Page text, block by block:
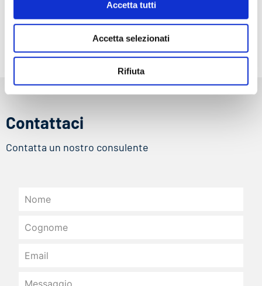
Accetta tutti
Accetta selezionati
Rifiuta
novità normative, gli
sconti e le novità
Contattaci
Contatta un nostro consulente